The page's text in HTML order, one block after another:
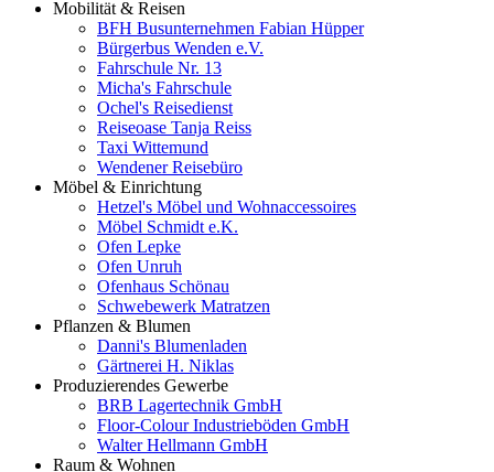
Mobilität & Reisen
BFH Busunternehmen Fabian Hüpper
Bürgerbus Wenden e.V.
Fahrschule Nr. 13
Micha's Fahrschule
Ochel's Reisedienst
Reiseoase Tanja Reiss
Taxi Wittemund
Wendener Reisebüro
Möbel & Einrichtung
Hetzel's Möbel und Wohnaccessoires
Möbel Schmidt e.K.
Ofen Lepke
Ofen Unruh
Ofenhaus Schönau
Schwebewerk Matratzen
Pflanzen & Blumen
Danni's Blumenladen
Gärtnerei H. Niklas
Produzierendes Gewerbe
BRB Lagertechnik GmbH
Floor-Colour Industrieböden GmbH
Walter Hellmann GmbH
Raum & Wohnen